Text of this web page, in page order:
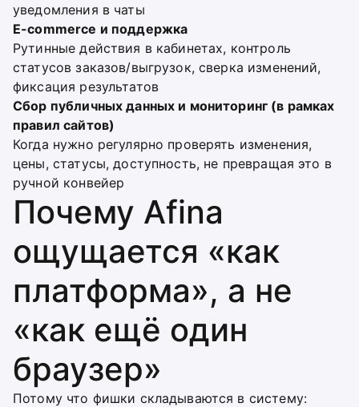
уведомления в чаты
E-commerce и поддержка
Рутинные действия в кабинетах, контроль
статусов заказов/выгрузок, сверка изменений,
фиксация результатов
Сбор публичных данных и мониторинг (в рамках
правил сайтов)
Когда нужно регулярно проверять изменения,
цены, статусы, доступность, не превращая это в
ручной конвейер
Почему Afina
ощущается «как
платформа», а не
«как ещё один
браузер»
Потому что фишки складываются в систему: